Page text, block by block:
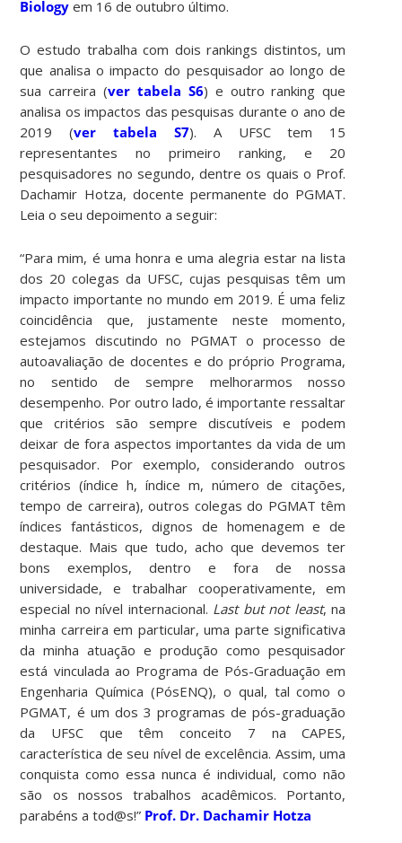
Biology em 16 de outubro último.
O estudo trabalha com dois rankings distintos, um
que analisa o impacto do pesquisador ao longo de
sua carreira (ver tabela S6) e outro ranking que
analisa os impactos das pesquisas durante o ano de
2019 (ver tabela S7). A UFSC tem 15
representantes no primeiro ranking, e 20
pesquisadores no segundo, dentre os quais o Prof.
Dachamir Hotza, docente permanente do PGMAT.
Leia o seu depoimento a seguir:
“Para mim, é uma honra e uma alegria estar na lista
dos 20 colegas da UFSC, cujas pesquisas têm um
impacto importante no mundo em 2019. É uma feliz
coincidência que, justamente neste momento,
estejamos discutindo no PGMAT o processo de
autoavaliação de docentes e do próprio Programa,
no sentido de sempre melhorarmos nosso
desempenho. Por outro lado, é importante ressaltar
que critérios são sempre discutíveis e podem
deixar de fora aspectos importantes da vida de um
pesquisador. Por exemplo, considerando outros
critérios (índice h, índice m, número de citações,
tempo de carreira), outros colegas do PGMAT têm
índices fantásticos, dignos de homenagem e de
destaque. Mais que tudo, acho que devemos ter
bons exemplos, dentro e fora de nossa
universidade, e trabalhar cooperativamente, em
especial no nível internacional. Last but not least, na
minha carreira em particular, uma parte significativa
da minha atuação e produção como pesquisador
está vinculada ao Programa de Pós-Graduação em
Engenharia Química (PósENQ), o qual, tal como o
PGMAT, é um dos 3 programas de pós-graduação
da UFSC que têm conceito 7 na CAPES,
característica de seu nível de excelência. Assim, uma
conquista como essa nunca é individual, como não
são os nossos trabalhos acadêmicos. Portanto,
parabéns a tod@s!” Prof. Dr. Dachamir Hotza